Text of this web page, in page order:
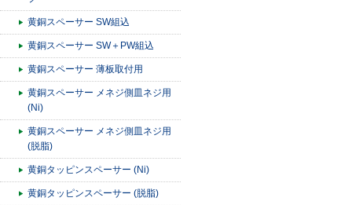
黄銅スペーサー SW組込
黄銅スペーサー SW＋PW組込
黄銅スペーサー 薄板取付用
黄銅スペーサー メネジ側皿ネジ用
(Ni)
黄銅スペーサー メネジ側皿ネジ用
(脱脂)
黄銅タッピンスペーサー (Ni)
黄銅タッピンスペーサー (脱脂)